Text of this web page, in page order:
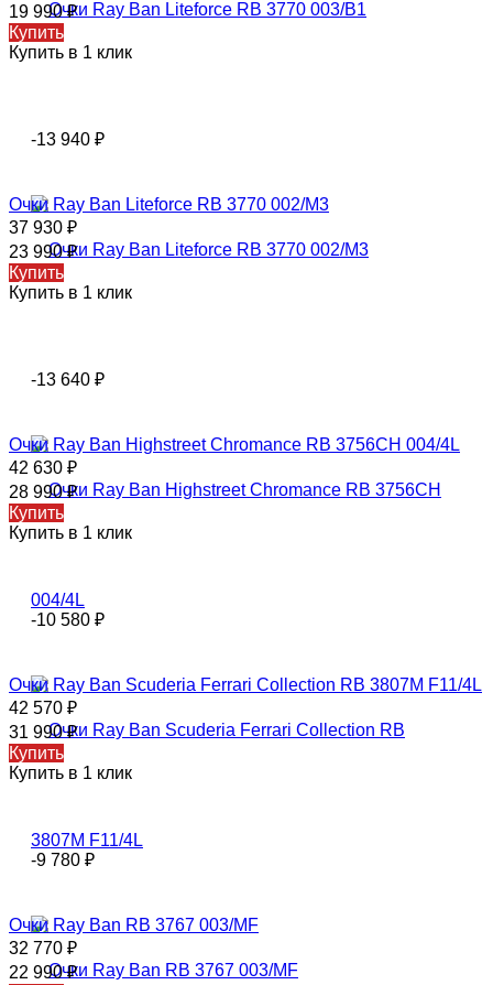
19 990₽
Купить
Купить в 1 клик
-13 940 ₽
Oчки Rаy Ваn Liteforce RB 3770 002/M3
37 930 ₽
23 990₽
Купить
Купить в 1 клик
-13 640 ₽
Oчки Rаy Ваn Highstreet Chromance RB 3756CH 004/4L
42 630 ₽
28 990₽
Купить
Купить в 1 клик
-10 580 ₽
Очки Ray Ban Scuderia Ferrari Collection RB 3807M F11/4L
42 570 ₽
31 990₽
Купить
Купить в 1 клик
-9 780 ₽
Очки Ray Ban RB 3767 003/MF
32 770 ₽
22 990₽